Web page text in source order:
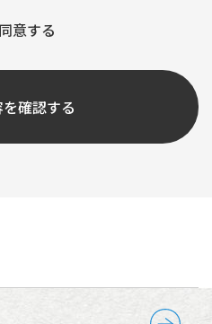
同意する